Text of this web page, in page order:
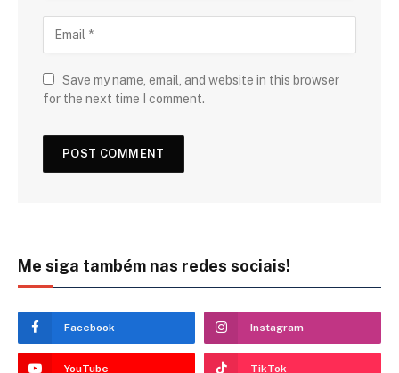
Save my name, email, and website in this browser
for the next time I comment.
Me siga também nas redes sociais!
Facebook Instagram
YouTube TikTok